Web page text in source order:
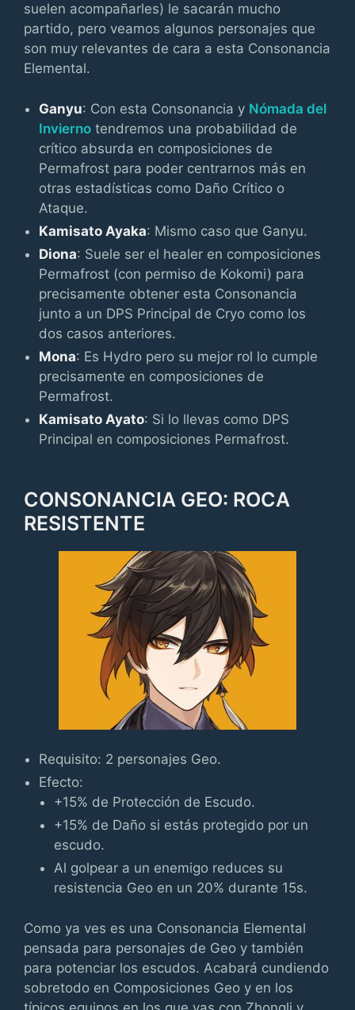
suelen acompañarles) le sacarán mucho
partido, pero veamos algunos personajes que
son muy relevantes de cara a esta Consonancia
Elemental.
Ganyu: Con esta Consonancia y Nómada del
Invierno tendremos una probabilidad de
crítico absurda en composiciones de
Permafrost para poder centrarnos más en
otras estadísticas como Daño Crítico o
Ataque.
Kamisato Ayaka: Mismo caso que Ganyu.
Diona: Suele ser el healer en composiciones
Permafrost (con permiso de Kokomi) para
precisamente obtener esta Consonancia
junto a un DPS Principal de Cryo como los
dos casos anteriores.
Mona: Es Hydro pero su mejor rol lo cumple
precisamente en composiciones de
Permafrost.
Kamisato Ayato: Si lo llevas como DPS
Principal en composiciones Permafrost.
CONSONANCIA GEO: ROCA
RESISTENTE
Requisito: 2 personajes Geo.
Efecto:
+15% de Protección de Escudo.
+15% de Daño si estás protegido por un
escudo.
Al golpear a un enemigo reduces su
resistencia Geo en un 20% durante 15s.
Como ya ves es una Consonancia Elemental
pensada para personajes de Geo y también
para potenciar los escudos. Acabará cundiendo
sobretodo en Composiciones Geo y en los